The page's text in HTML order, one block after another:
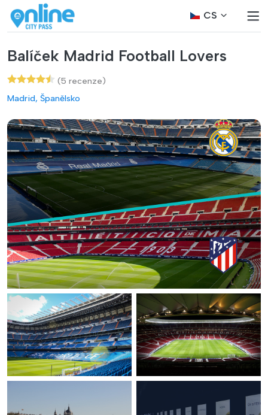
CS
Balíček Madrid Football Lovers
(5 recenze)
Madrid, Španělsko